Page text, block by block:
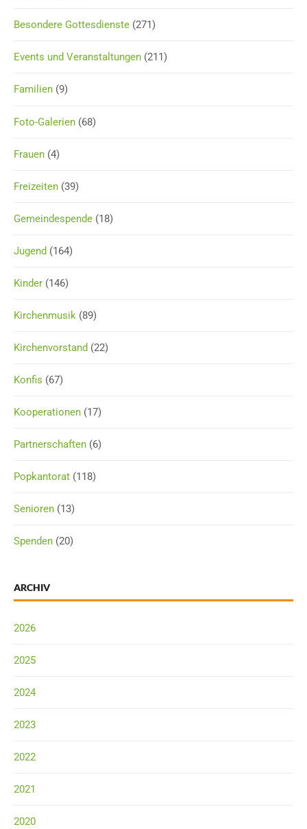
Besondere Gottesdienste (271)
Events und Veranstaltungen (211)
Familien (9)
Foto-Galerien (68)
Frauen (4)
Freizeiten (39)
Gemeindespende (18)
Jugend (164)
Kinder (146)
Kirchenmusik (89)
Kirchenvorstand (22)
Konfis (67)
Kooperationen (17)
Partnerschaften (6)
Popkantorat (118)
Senioren (13)
Spenden (20)
ARCHIV
2026
2025
2024
2023
2022
2021
2020